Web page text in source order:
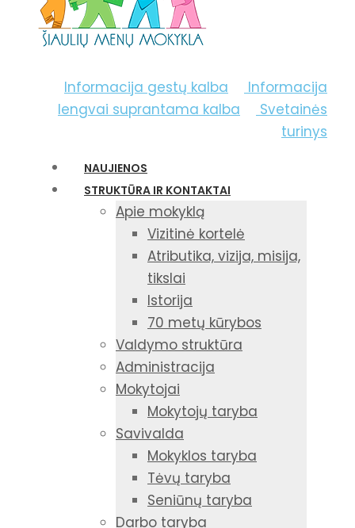
Informacija gestų kalba
Informacija
lengvai suprantama kalba
Svetainės
turinys
NAUJIENOS
STRUKTŪRA IR KONTAKTAI
Apie mokyklą
Vizitinė kortelė
Atributika, vizija, misija,
tikslai
Istorija
70 metų kūrybos
Valdymo struktūra
Administracija
Mokytojai
Mokytojų taryba
Savivalda
Mokyklos taryba
Tėvų taryba
Seniūnų taryba
Darbo taryba